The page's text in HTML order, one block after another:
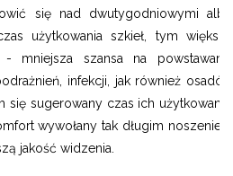
się nad dwutygodniowymi albo
użytkowania szkieł, tym większe
mniejsza szansa na powstawanie
infekcji, jak również osadów
się sugerowany czas ich użytkowania,
wywołany tak długim noszeniem
jakość widzenia.